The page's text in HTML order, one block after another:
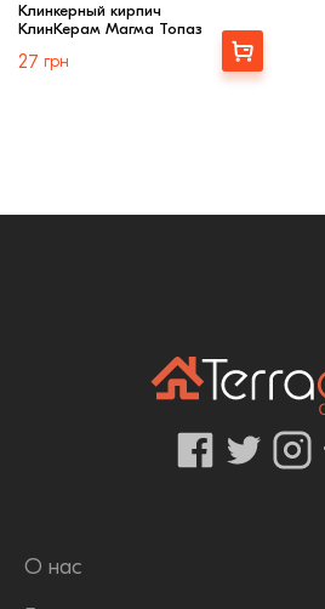
Клинкерный кирпич
КлинКерам Магма Топаз
27 грн
Выбрать
О нас